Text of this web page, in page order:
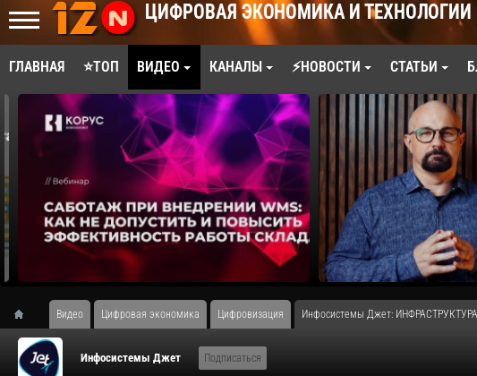
ЦИФРОВАЯ ЭКОНОМИКА И ТЕХНОЛОГИИ
ГЛАВНАЯ ⭐ТОП ВИДЕО КАНАЛЫ ⚡НОВОСТИ СТАТЬИ
Видео Цифровая экономика Цифровизация Инфосистемы Джет: ИНФРАСТРУКТУРА
Инфосистемы Джет Подписаться